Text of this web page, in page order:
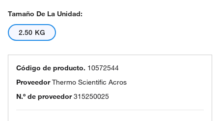
Tamaño De La Unidad:
2.50 KG
Código de producto. 10572544
ProveedorThermo Scientific Acros
N.º de proveedor 315250025